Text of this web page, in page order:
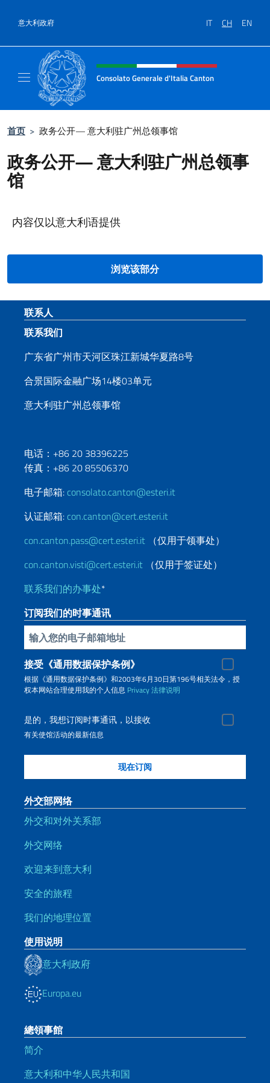
意大利政府 IT CH EN
标题站点、社交和菜单
Consolato Generale d'Italia Canton
首页 > 政务公开— 意大利驻广州总领事馆
政务公开— 意大利驻广州总领事
馆
内容仅以意大利语提供
浏览该部分
页脚部分
联系人
联系我们
广东省广州市天河区珠江新城华夏路8号
合景国际金融广场14楼03单元
意大利驻广州总领事馆
电话：+86 20 38396225
传真：+86 20 85506370
电子邮箱: consolato.canton@esteri.it
认证邮箱: con.canton@cert.esteri.it
con.canton.pass@cert.esteri.it （仅用于领事处）
con.canton.visti@cert.esteri.it （仅用于签证处）
联系我们的办事处*
订阅我们的时事通讯
插入你的電子郵件
接受《通用数据保护条例》
根据《通用数据保护条例》和2003年6月30日第196号相关法令，授
权本网站合理使用我的个人信息 Privacy法律说明
是的，我想订阅时事通讯，以接收
有关使馆活动的最新信息
外交部网络
外交和对外关系部
外交网络
欢迎来到意大利
安全的旅程
我们的地理位置
使用说明
意大利政府
Europa.eu
總領事館
简介
意大利和中华人民共和国